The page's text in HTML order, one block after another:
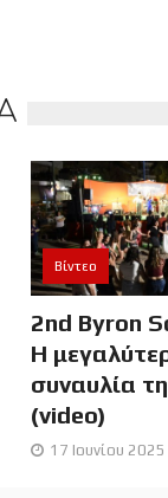
Βίντεο
2nd Byron
Η
συναυλία
(video)
17 Ιουνίου 2025